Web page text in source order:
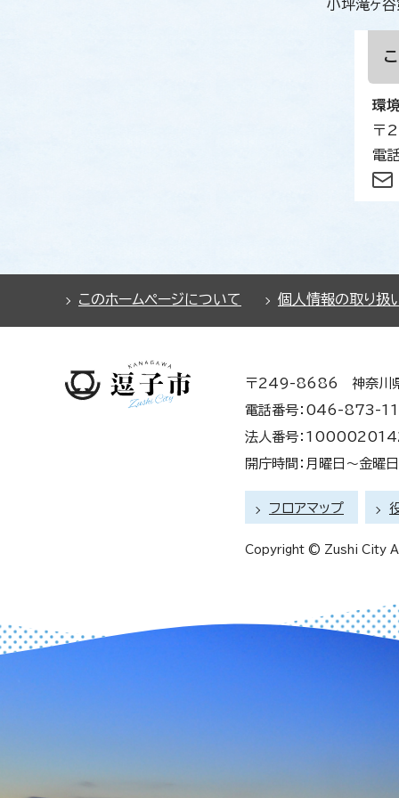
小坪滝ヶ
環
〒
電
このホームページについて 個人情報の取り扱
〒249-8686 神奈川
電話番号：046-873-
法人番号：
開庁時間：月曜日～金曜
フロアマップ
Copyright © Zushi City